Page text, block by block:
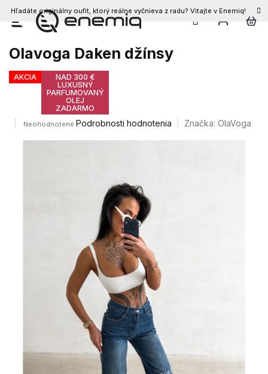
Prejsť
obsah
Hľadáte originálny oufit, ktorý reálne vyčnieva z radu? Vitajte v Enemiq!
Olavoga Daken džínsy
AKCIA
NAD 300 €
LUXUSNÝ
PARFUMOVANÝ
OLEJ
ZADARMO
Priemerné
Neohodnotené Podrobnosti hodnotenia Značka: OlaVoga